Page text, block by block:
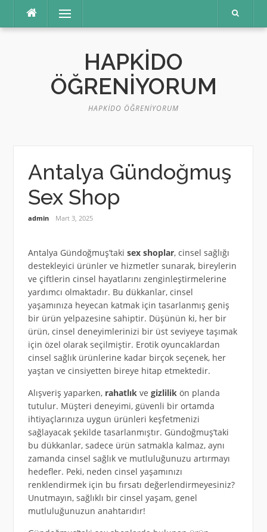
Menü
HAPKIDO
ÖĞRENIYORUM
HAPKIDO ÖĞRENIYORUM
Antalya Gündoğmuş
Sex Shop
admin Mart 3, 2025
Antalya Gündoğmuş’taki sex shoplar, cinsel sağlığı
destekleyici ürünler ve hizmetler sunarak, bireylerin
ve çiftlerin cinsel hayatlarını zenginleştirmelerine
yardımcı olmaktadır. Bu dükkanlar, cinsel
yaşamınıza heyecan katmak için tasarlanmış geniş
bir ürün yelpazesine sahiptir. Düşünün ki, her bir
ürün, cinsel deneyimlerinizi bir üst seviyeye taşımak
için özel olarak seçilmiştir. Erotik oyuncaklardan
cinsel sağlık ürünlerine kadar birçok seçenek, her
yaştan ve cinsiyetten bireye hitap etmektedir.
Alışveriş yaparken, rahatlıkve gizlilikön planda
tutulur. Müşteri deneyimi, güvenli bir ortamda
ihtiyaçlarınıza uygun ürünleri keşfetmenizi
sağlayacak şekilde tasarlanmıştır. Gündoğmuş’taki
bu dükkanlar, sadece ürün satmakla kalmaz, aynı
zamanda cinsel sağlık ve mutluluğunuzu artırmayı
hedefler. Peki, neden cinsel yaşamınızı
renklendirmek için bu fırsatı değerlendirmeyesiniz?
Unutmayın, sağlıklı bir cinsel yaşam, genel
mutluluğunuzun anahtarıdır!